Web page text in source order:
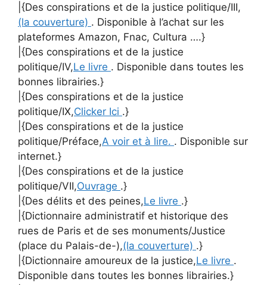
|{Des conspirations et de la justice politique/III,
(la couverture) . Disponible à l’achat sur les
plateformes Amazon, Fnac, Cultura ….}
|{Des conspirations et de la justice
politique/IV,Le livre . Disponible dans toutes les
bonnes librairies.}
|{Des conspirations et de la justice
politique/IX,Clicker Ici .}
|{Des conspirations et de la justice
politique/Préface,A voir et à lire. . Disponible sur
internet.}
|{Des conspirations et de la justice
politique/VII,Ouvrage .}
|{Des délits et des peines,Le livre .}
|{Dictionnaire administratif et historique des
rues de Paris et de ses monuments/Justice
(place du Palais-de-),(la couverture) .}
|{Dictionnaire amoureux de la justice,Le livre .
Disponible dans toutes les bonnes librairies.}